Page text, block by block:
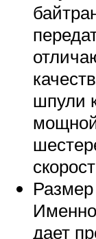
шпули
Именно
дает